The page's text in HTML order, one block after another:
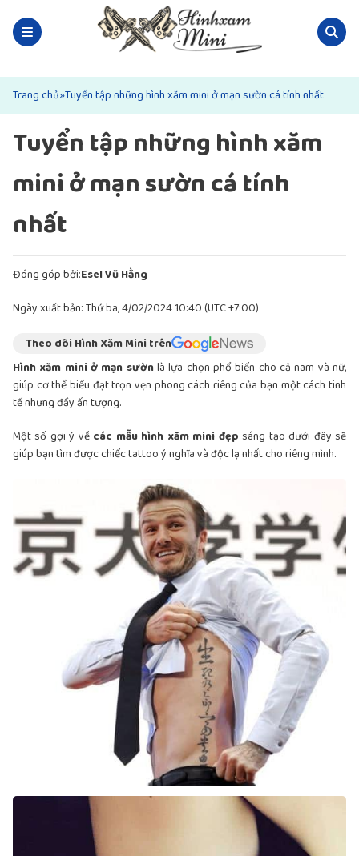
Trang chủ»Tuyển tập những hình xăm mini ở mạn sườn cá tính nhất
Tuyển tập những hình xăm
mini ở mạn sườn cá tính
nhất
Đóng góp bởi:Esel Vũ Hằng
Ngày xuất bản: Thứ ba, 4/02/2024 10:40 (UTC +7:00)
Theo dõi Hình Xăm Mini trên
Hình xăm mini ở mạn sườnlà lựa chọn phổ biến cho cả nam và nữ,
giúp cơ thể biểu đạt trọn vẹn phong cách riêng của bạn một cách tinh
tế nhưng đầy ấn tượng.
Một số gợi ý về các mẫu hình xăm mini đẹp sáng tạo dưới đây sẽ
giúp bạn tìm được chiếc tattoo ý nghĩa và độc lạ nhất cho riêng mình.